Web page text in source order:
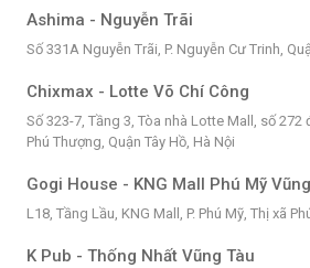
Ashima - Nguyễn Trãi
Số 331A Nguyễn Trãi, P. Nguyễn Cư Trinh,
Chixmax - Lotte Võ Chí Công
Số 323-7, Tầng 3, Tòa nhà Lotte Mall, số 272
Phú Thượng, Quận Tây Hồ, Hà Nội
Gogi House - KNG Mall Phú Mỹ
L18, Tầng Lầu, KNG Mall, P. Phú Mỹ, Thị xã
K Pub - Thống Nhất Vũng Tàu